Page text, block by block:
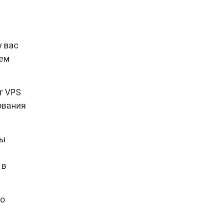
вас
VPS